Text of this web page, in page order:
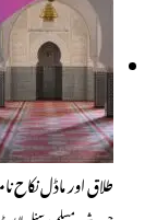
طلاق اور ماڈل نکاح